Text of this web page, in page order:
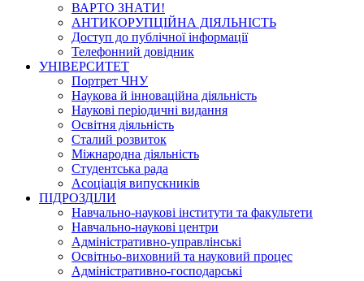
ВАРТО ЗНАТИ!
АНТИКОРУПЦІЙНА ДІЯЛЬНІСТЬ
Доступ до публічної інформації
Телефонний довідник
УНІВЕРСИТЕТ
Портрет ЧНУ
Наукова й інноваційна діяльність
Наукові періодичні видання
Освітня діяльність
Сталий розвиток
Міжнародна діяльність
Студентська рада
Асоціація випускників
ПІДРОЗДІЛИ
Навчально-наукові інститути та факультети
Навчально-наукові центри
Адміністративно-управлінські
Освітньо-виховний та науковий процес
Адміністративно-господарські